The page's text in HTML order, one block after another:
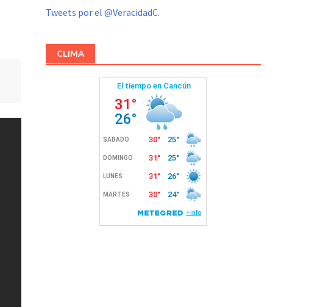
Tweets por el @VeracidadC.
CLIMA